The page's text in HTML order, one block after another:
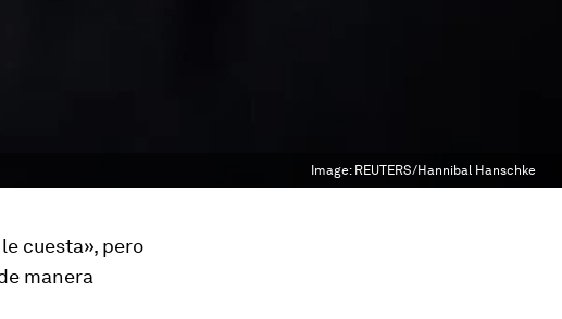
Image: REUTERS/Hannibal Hanschke
cuesta», pero
manera